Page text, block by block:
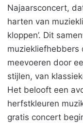
Najaarsconcert,
harten van
kloppen’. Dit
muziekliefhebbers
meevoeren door
stijlen, van
Het belooft een
herfstkleuren
gratis concert